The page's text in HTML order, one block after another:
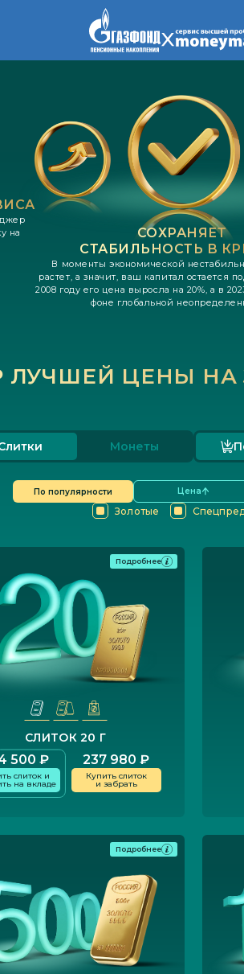
на
СОХРАНЯЕТ
СТАБИЛЬНОСТЬ В
В моменты экономической
растет, а значит, ваш капитал остается
2008 году его цена выросла на 20%, а в
фоне глобальной
ЛУЧШЕЙ ЦЕНЫ НА
Монеты
По популярности Цена
Золотые
Подробнее
СЛИТОК 20 Г
500 ₽
слиток и
на вкладе
237 980 ₽
Купить слиток
и забрать
Подробнее